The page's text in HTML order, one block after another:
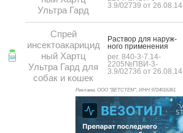
Ультра Гард
3.9/02739 от 26.08.14
Спрей
инсектоакарицид
ный Хартц
Ультра Гард для
собак и кошек
Рас­твор для на­руж­
но­го при­мене­ния
рег. 840-3-7.14-
2205№ПВИ-3-
3.9/02736 от 26.08.14
Реклама. ООО "ВЕТСТЕМ", ИНН 9724016361